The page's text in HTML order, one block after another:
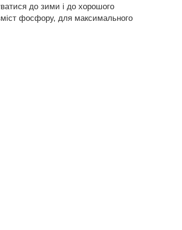
до зими і до хорошого
фосфору, для максимального